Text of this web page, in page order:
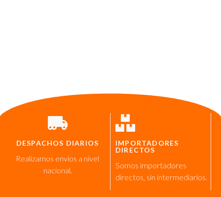
DESPACHOS DIARIOS
Realizamos envíos a nivel
nacional.
IMPORTADORES
DIRECTOS
Somos importadores
directos, sin intermediarios.